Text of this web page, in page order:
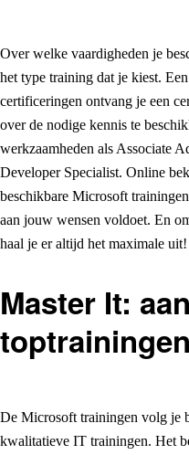
Over welke vaardigheden je
het type training dat je kiest.
certificeringen ontvang je een
over de nodige kennis te
werkzaamheden als Associate
Developer Specialist. Online
beschikbare Microsoft
aan jouw wensen voldoet. En
haal je er altijd het maximale uit!
Master It:
toptrainingen
De Microsoft trainingen volg je
kwalitatieve IT trainingen. Het